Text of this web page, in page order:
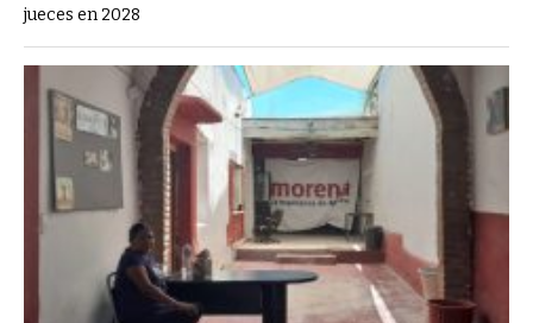
jueces en 2028